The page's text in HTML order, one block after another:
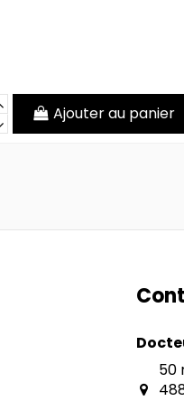
Ajouter au panier
50